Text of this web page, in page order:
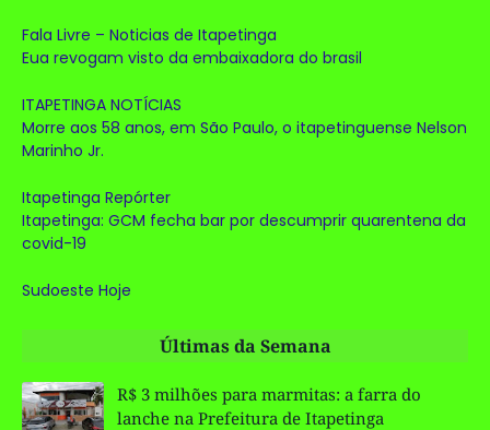
Fala Livre – Noticias de Itapetinga
Eua revogam visto da embaixadora do brasil
ITAPETINGA NOTÍCIAS
Morre aos 58 anos, em São Paulo, o itapetinguense Nelson
Marinho Jr.
Itapetinga Repórter
Itapetinga: GCM fecha bar por descumprir quarentena da
covid-19
Sudoeste Hoje
Últimas da Semana
R$ 3 milhões para marmitas: a farra do
lanche na Prefeitura de Itapetinga